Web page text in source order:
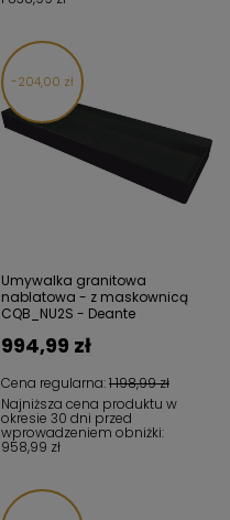
204,00 zł
Umywalka granitowa
nablatowa - z maskownicą
CQB_NU2S - Deante
Cena regularna:1 198,99 zł
994,99 zł
Najniższa cena produktu w
okresie 30 dni przed
wprowadzeniem obniżki:
958,99 zł